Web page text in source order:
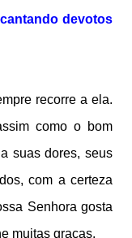
devotos
recorre a ela.
como o bom
suas dores, seus
com a certeza
Senhora gosta
muitas graças.